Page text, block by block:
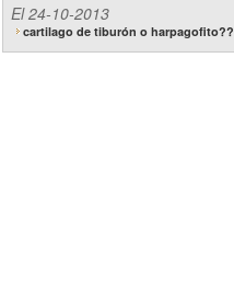
El 24-10-2013
cartilago de tiburón o harpagofito??